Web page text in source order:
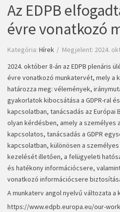
Az EDPB
évre vonatkozó
Kategória: Hírek
Megjelent: 2024.
2024. október 8-án az EDPB plenáris
évre vonatkozó munkatervét, mely
határozza meg: vélemények,
gyakorlatok kibocsátása a GDPR-ral
kapcsolatban, tanácsadás az Európai
olyan kérdésben, amely a személyes
kapcsolatos, tanácsadás a GDPR
kapcsolatban, különösen a
kezelését illetően, a felügyeleti
és hatékony információcsere,
vonatkozó információcsere
A munkaterv angol nyelvű változata
https://www.edpb.europa.eu/our-